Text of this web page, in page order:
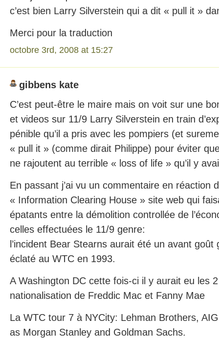
c’est bien Larry Silverstein qui a dit « pull it »
Merci pour la traduction
octobre 3rd, 2008 at 15:27
gibbens kate
C’est peut-être le maire mais on voit sur une
et videos sur 11/9 Larry Silverstein en train
pénible qu’il a pris avec les pompiers (et
« pull it » (comme dirait Philippe) pour éviter
ne rajoutent au terrible « loss of life » qu’il y
En passant j’ai vu un commentaire en réaction
« Information Clearing House » site web qui
épatants entre la démolition controllée de
celles effectuées le 11/9 genre:
l’incident Bear Stearns aurait été un avant
éclaté au WTC en 1993.
A Washington DC cette fois-ci il y aurait eu les
nationalisation de Freddic Mac et Fanny Mae
La WTC tour 7 à NYCity: Lehman Brothers,
as Morgan Stanley and Goldman Sachs.